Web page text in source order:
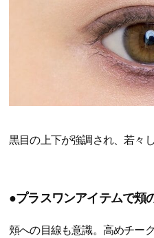
黒目の上下が強調され、若々し
●プラスワンアイテムで頬
頬への目線も意識。高めチー